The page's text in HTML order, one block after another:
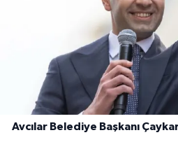
Avcılar Belediye Başkanı